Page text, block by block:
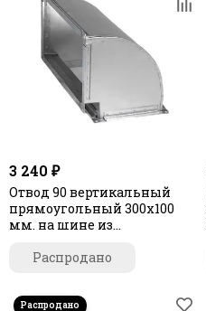
3 240 ₽
Отвод 90 вертикальный
прямоугольный 300х100
мм. на шине из
Распродано